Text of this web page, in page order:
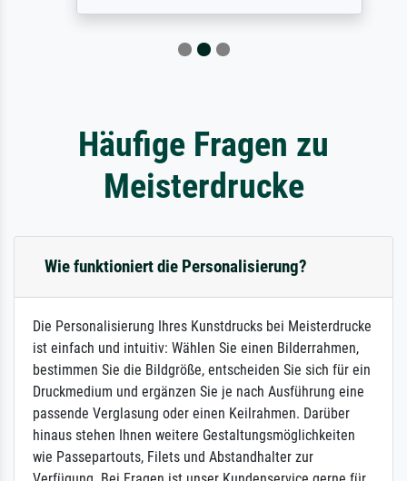
Häufige Fragen zu
Meisterdrucke
Wie funktioniert die Personalisierung?
Die Personalisierung Ihres Kunstdrucks bei Meisterdrucke
ist einfach und intuitiv: Wählen Sie einen Bilderrahmen,
bestimmen Sie die Bildgröße, entscheiden Sie sich für ein
Druckmedium und ergänzen Sie je nach Ausführung eine
passende Verglasung oder einen Keilrahmen. Darüber
hinaus stehen Ihnen weitere Gestaltungsmöglichkeiten
wie Passepartouts, Filets und Abstandhalter zur